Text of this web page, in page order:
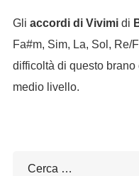
Gli accordi di Vivimidi
Fa#m, Sim, La, Sol, Re/
difficoltà di questo
medio livello.